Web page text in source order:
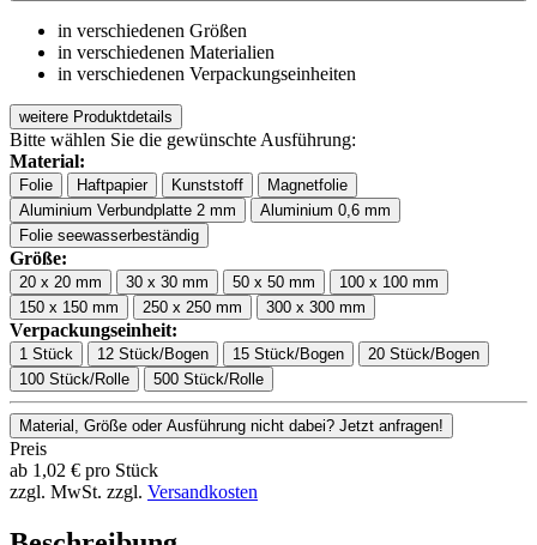
in verschiedenen Größen
in verschiedenen Materialien
in verschiedenen Verpackungseinheiten
weitere Produktdetails
Bitte wählen Sie die gewünschte Ausführung:
Material:
Folie Haftpapier Kunststoff
Magnetfolie
Aluminium Verbundplatte 2 mm
Aluminium 0,6 mm
Folie seewasserbeständig
Größe:
20 x 20 mm 30 x 30 mm 50 x 50 mm
100 x 100 mm
150 x 150 mm
250 x 250 mm 300 x 300 mm
Verpackungseinheit:
1 Stück 12 Stück/Bogen 15 Stück/Bogen
20 Stück/Bogen
100 Stück/Rolle
500 Stück/Rolle
Material, Größe oder Ausführung nicht dabei? Jetzt anfragen!
Preis
ab 1,02 € pro Stück
zzgl. MwSt. zzgl. Versandkosten